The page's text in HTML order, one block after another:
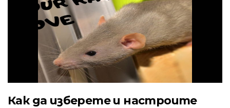
Как да изберете и настроите